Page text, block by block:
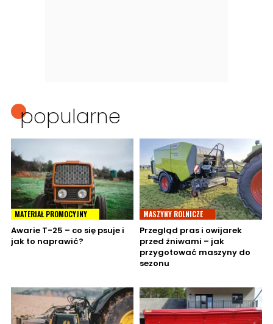
popularne
MATERIAŁ PROMOCYJNY
Awarie T-25 – co się psuje i
jak to naprawić?
MASZYNY ROLNICZE
Przegląd pras i owijarek
przed żniwami – jak
przygotować maszyny do
sezonu